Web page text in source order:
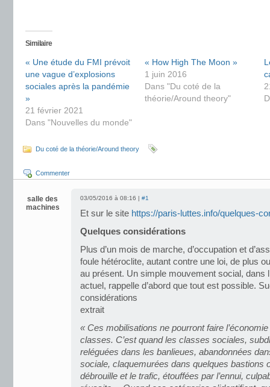
Similaire
« Une étude du FMI prévoit
une vague d’explosions
sociales après la pandémie
»
21 février 2021
Dans "Nouvelles du monde"
« How High The Moon »
1 juin 2016
Dans "Du coté de la
théorie/Around theory"
Du coté de la théorie/Around theory
Commenter
salle des
machines
03/05/2016 à 08:16 | #1
Et sur le site https://paris-luttes.info/quelques-
Quelques considérations
Plus d’un mois de marche, d’occupation et
foule hétéroclite, autant contre une loi, de plus
au présent. Un simple mouvement social, dans
actuel, rappelle d’abord que tout est possible.
considérations
extrait
« Ces mobilisations ne pourront faire
classes. C’est quand les classes sociales,
reléguées dans les banlieues, abandonnées
sociale, claquemurées dans quelques bastions
débrouille et le trafic, étouffées par l’ennui,